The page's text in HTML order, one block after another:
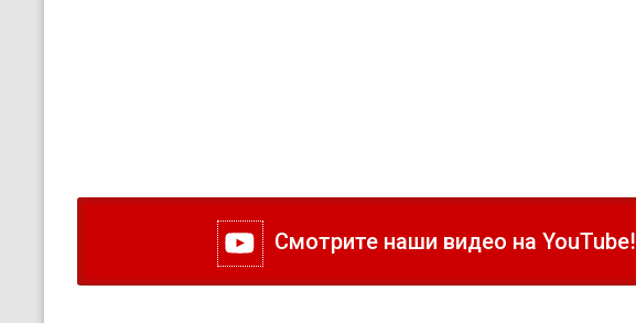
Смотрите наши видео на YouTube!